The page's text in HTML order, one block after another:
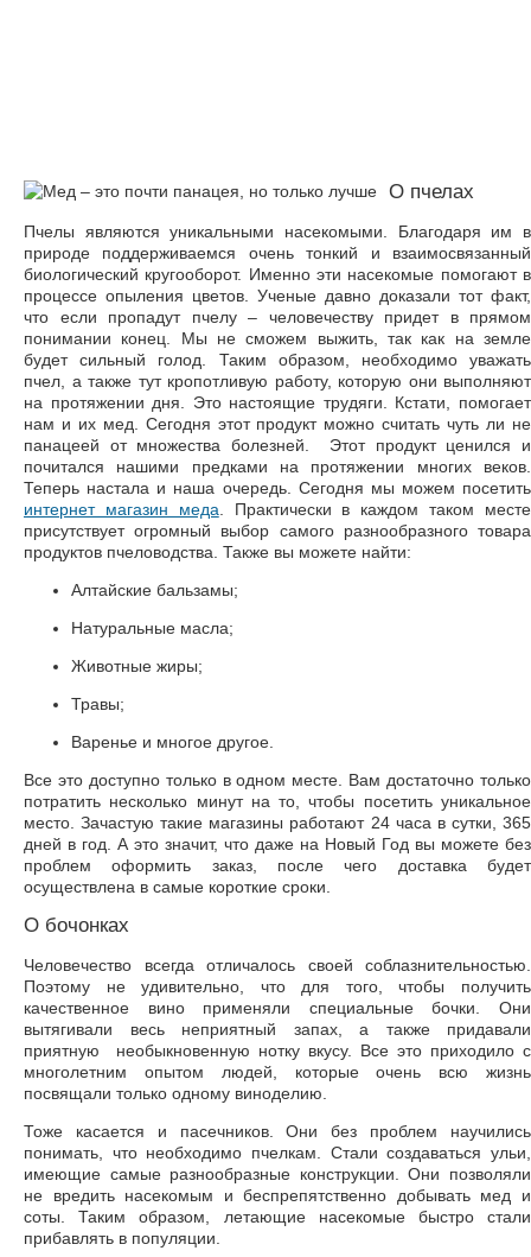
О пчелах
Пчелы являются уникальными насекомыми. Благодаря им в
природе поддерживаемся очень тонкий и взаимосвязанный
биологический кругооборот. Именно эти насекомые помогают в
процессе опыления цветов. Ученые давно доказали тот факт,
что если пропадут пчелу – человечеству придет в прямом
понимании конец. Мы не сможем выжить, так как на земле
будет сильный голод. Таким образом, необходимо уважать
пчел, а также тут кропотливую работу, которую они выполняют
на протяжении дня. Это настоящие трудяги. Кстати, помогает
нам и их мед. Сегодня этот продукт можно считать чуть ли не
панацеей от множества болезней. Этот продукт ценился и
почитался нашими предками на протяжении многих веков.
Теперь настала и наша очередь. Сегодня мы можем посетить
интернет магазин меда . Практически в каждом таком месте
присутствует огромный выбор самого разнообразного товара
продуктов пчеловодства. Также вы можете найти:
Алтайские бальзамы;
Натуральные масла;
Животные жиры;
Травы;
Варенье и многое другое.
Все это доступно только в одном месте. Вам достаточно только
потратить несколько минут на то, чтобы посетить уникальное
место. Зачастую такие магазины работают 24 часа в сутки, 365
дней в год. А это значит, что даже на Новый Год вы можете без
проблем оформить заказ, после чего доставка будет
осуществлена в самые короткие сроки.
О бочонках
Человечество всегда отличалось своей соблазнительностью.
Поэтому не удивительно, что для того, чтобы получить
качественное вино применяли специальные бочки. Они
вытягивали весь неприятный запах, а также придавали
приятную необыкновенную нотку вкусу. Все это приходило с
многолетним опытом людей, которые очень всю жизнь
посвящали только одному виноделию.
Тоже касается и пасечников. Они без проблем научились
понимать, что необходимо пчелкам. Стали создаваться ульи,
имеющие самые разнообразные конструкции. Они позволяли
не вредить насекомым и беспрепятственно добывать мед и
соты. Таким образом, летающие насекомые быстро стали
прибавлять в популяции.